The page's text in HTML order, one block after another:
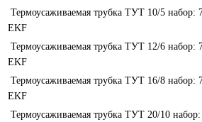
Термоусаживаемая трубка ТУТ 10/5 набор:
EKF
Термоусаживаемая трубка ТУТ 12/6 набор:
EKF
Термоусаживаемая трубка ТУТ 16/8 набор:
EKF
Термоусаживаемая трубка ТУТ 20/10